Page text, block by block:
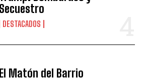
Secuestro
DESTACADOS
El Matón del Barrio